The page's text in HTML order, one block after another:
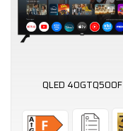
QLED 40GTQ500F